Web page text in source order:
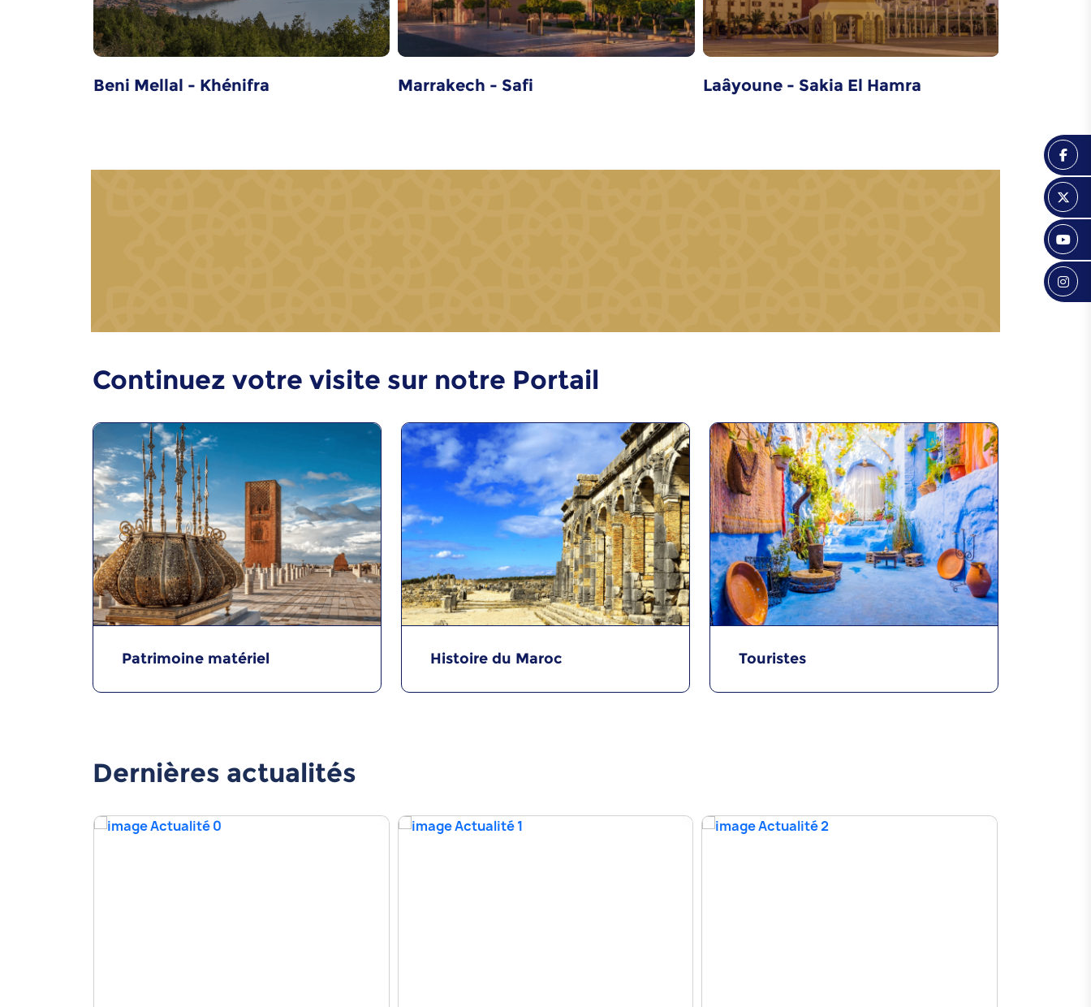
Caftan marocain
Distillation de l'eau
Brocart de Fès
Zellij
Mrouzia
Caftan
Issawa
Beni Mellal - Khénifra Marrakech - Safi Laâyoune - Sakia El Hamra
Continuez votre visite sur notre Portail
Patrimoine matériel Histoire du Maroc Touristes
Dernières actualités